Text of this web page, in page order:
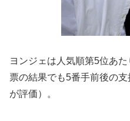
ヨンジェは人気順第5位あ
票の結果でも5番手前後の
が評価​）。